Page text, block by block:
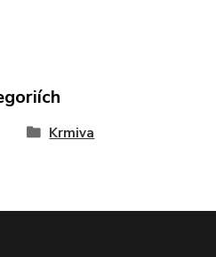
Krmiva